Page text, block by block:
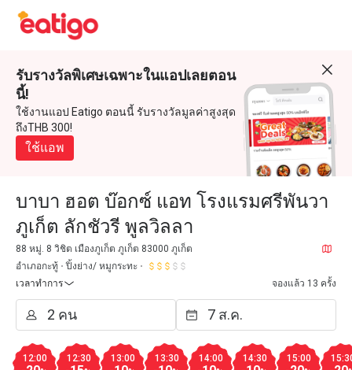
รับรางวัลพิเศษเฉพาะในแอปเลยตอน
นี้!
ใช้งานแอป Eatigo ตอนนี้ รับรางวัลมูลค่าสูงสุด
ถึงTHB 300!
ใช้แอพ
บาบา ฮอต บ๊อกซ์ แอท โรงแรมศรีพันวา
ภูเก็ต ลักชัวรี พูลวิลลา
88 หมู่. 8 วิชิต เมืองภูเก็ต ภูเก็ต 83000 ภูเก็ต
อำเภอกะทู้
ปิ้งย่าง/ หมูกระทะ
เวลาทำการ
จองแล้ว 13 ครั้ง
12:00 12:30 13:00 13:30 14:00 14:30 15:00